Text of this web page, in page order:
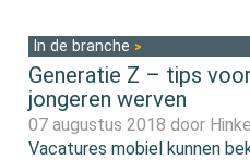
In de branche
Generatie Z – tips
jongeren werven
07 augustus 2018 door
Vacatures mobiel kunnen